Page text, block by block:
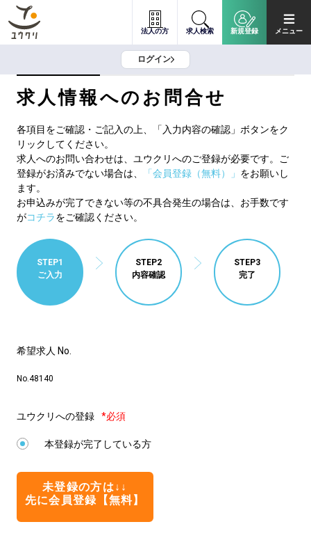
法人の方 求人検索 新規登録 メニュー
ログイン
求人情報へのお問合せ
各項目をご確認・ご記入の上、「入力内容の確認」ボタンをク
リックしてください。
求人へのお問い合わせは、ユウクリへのご登録が必要です。ご
登録がお済みでない場合は、
「会員登録（無料）」 をお願いし
ます。
お申込みが完了できない等の不具合発生の場合は、お手数です
がコチラをご確認ください。
STEP1
ご入力
STEP2
内容確認
STEP3
完了
希望求人 No.
No.48140
ユウクリへの登録 *必須
本登録が完了している方
未登録の方は↓↓
先に会員登録【無料】